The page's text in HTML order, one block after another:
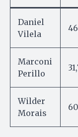
Daniel
Vilela
Marconi
Perillo
Wilder
Morais